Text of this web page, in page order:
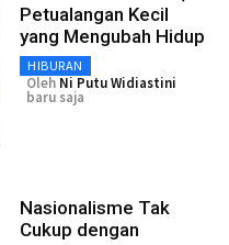
Petualangan Kecil
yang Mengubah Hidup
HIBURAN
Oleh Ni Putu Widiastini
baru saja
Nasionalisme Tak
Cukup dengan